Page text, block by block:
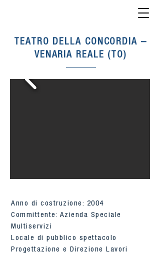
TEATRO DELLA CONCORDIA –
VENARIA REALE (TO)
Anno di costruzione: 2004
Committente: Azienda Speciale
Multiservizi
Locale di pubblico spettacolo
Progettazione e Direzione Lavori